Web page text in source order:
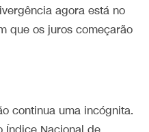
agora está no
que os juros começarão
continua uma incógnita.